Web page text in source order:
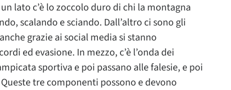
lato c’è lo zoccolo duro di chi la montagna
scalando e sciando. Dall’altro ci sono gli
grazie ai social media si stanno
ed evasione. In mezzo, c’è l’onda dei
sportiva e poi passano alle falesie, e poi
tre componenti possono e devono